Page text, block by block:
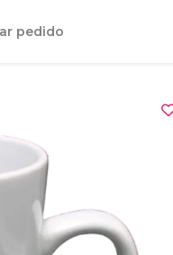
pedido